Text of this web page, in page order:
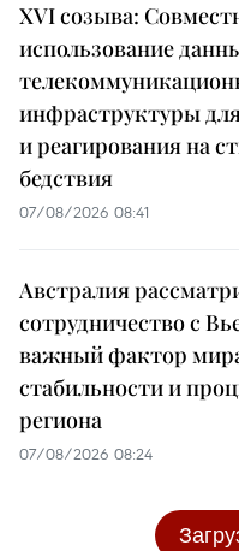
XVI созыва:
использование
инфраструктуры
и реагирования на
бедствия
07/08/2026 08:41
Австралия
сотрудничество с
важный фактор
стабильности и
региона
07/08/2026 08:24